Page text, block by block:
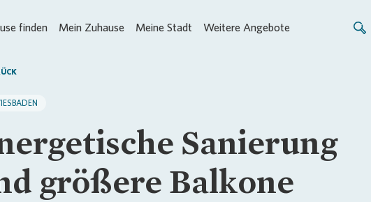
finden Mein Zuhause Meine Stadt Weitere Angebote
Sanierung
größere Balkone